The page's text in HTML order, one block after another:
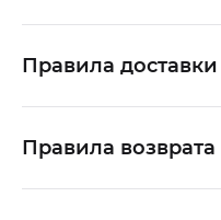
Правила доставки
Правила возврата